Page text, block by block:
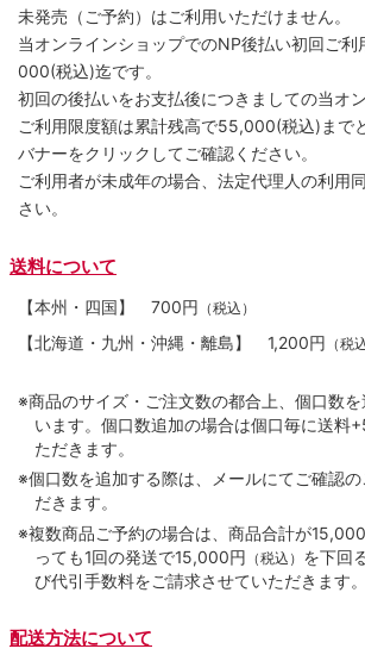
未発売（ご予約）はご利用いただけません。
当オンラインショップでのNP後払い初回ご利
000(税込)迄です。
初回の後払いをお支払後につきましての当オ
ご利用限度額は累計残高で55,000(税込)まで
バナーをクリックしてご確認ください。
ご利用者が未成年の場合、法定代理人の利用
さい。
送料について
【本州・四国】 700円 （税込）
【北海道・九州・沖縄・離島】 1,200円 （税
※商品のサイズ・ご注文数の都合上、個口数
います。個口数追加の場合は個口毎に送料
ただきます。
※個口数を追加する際は、メールにてご確認
だきます。
※複数商品ご予約の場合は、商品合計が
っても1回の発送で15,000円 （税込） を下回
び代引手数料をご請求させていただきます。
配送方法について